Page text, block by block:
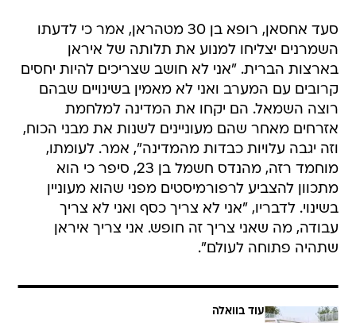
סעד אחסאן, רופא בן 30 מטהראן, אמר כי לדעתו
השמרנים יצליחו למנוע את תלותה של איראן
בארצות הברית. "אני לא חושב שצריכים להיות יחסים
קרובים עם המערב ואני לא מאמין בשינויים שבהם
רוצה השמאל. הם יקחו את המדינה למלחמת
אזרחים מאחר שהם מעוניינים לשנות את מבני הכוח,
וזה יגבה עלויות כבדות מהמדינה", אמר. לעומתו,
מוחמד רזה, מהנדס חשמל בן 23, סיפר כי הוא
מתכוון להצביע לרפורמיסטים מפני שהוא מעוניין
בשינוי. לדבריו, "אני לא צריך כסף ואני לא צריך
עבודה, מה שאני צריך זה חופש. אני צריך איראן
שתהיה פתוחה לעולם".
עוד בוואלה